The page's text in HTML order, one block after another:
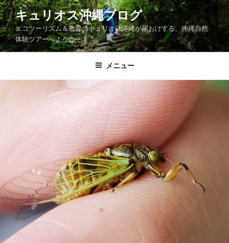
コ
ン
テ
ン
ツ
ス
キュリオス沖縄ブログ
エコツーリズム＆教育のキュリオス沖縄が届おけする、沖縄自然
体験ツアーへようこそ！
メニュー